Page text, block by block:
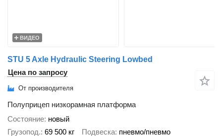
ВИДЕО
STU 5 Axle Hydraulic Steering Lowbed
Цена по запросу
От производителя
Полуприцеп низкорамная платформа
Состояние новый
Грузопод. 69 500 кг Подвеска пневмо/пневмо